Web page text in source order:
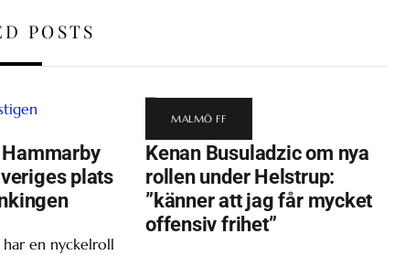
POSTS
plats
har en nyckelroll
MALMÖ FF
Kenan Busuladzic om nya
rollen under Helstrup:
”känner att jag får mycket
offensiv frihet”